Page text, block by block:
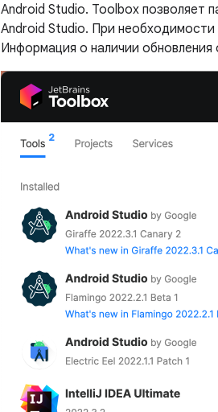
Android Studio. Toolbox позволяет
Android Studio. При
Информация о наличии обновления